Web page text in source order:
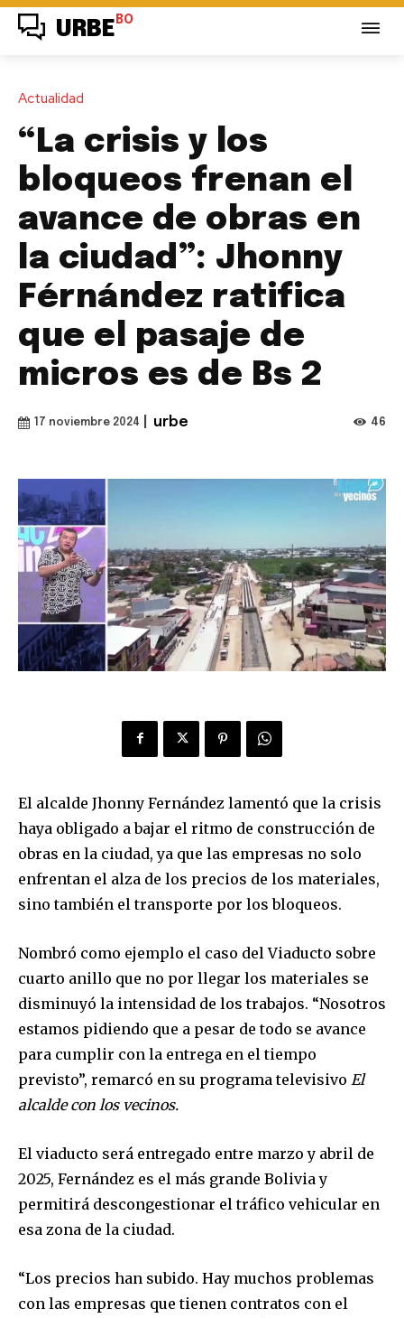
URBE BO
Actualidad
“La crisis y los
bloqueos frenan el
avance de obras en
la ciudad”: Jhonny
Férnández ratifica
que el pasaje de
micros es de Bs 2
17 noviembre 2024 urbe 46
El alcalde Jhonny Fernández lamentó que la crisis
haya obligado a bajar el ritmo de construcción de
obras en la ciudad, ya que las empresas no solo
enfrentan el alza de los precios de los materiales,
sino también el transporte por los bloqueos.
Nombró como ejemplo el caso del Viaducto sobre
cuarto anillo que no por llegar los materiales se
disminuyó la intensidad de los trabajos. “Nosotros
estamos pidiendo que a pesar de todo se avance
para cumplir con la entrega en el tiempo
previsto”, remarcó en su programa televisivo El
alcalde con los vecinos.
El viaducto será entregado entre marzo y abril de
2025, Fernández es el más grande Bolivia y
permitirá descongestionar el tráfico vehicular en
esa zona de la ciudad.
“Los precios han subido. Hay muchos problemas
con las empresas que tienen contratos con el